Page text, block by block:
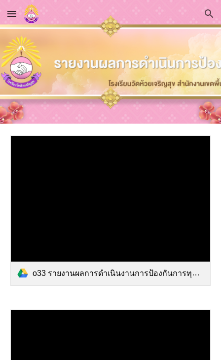
Skip to main content Skip to navigation
o33 รายงานผลการดำเนินงานการป้องกันการทุจริต ปีงบ 66.pdf